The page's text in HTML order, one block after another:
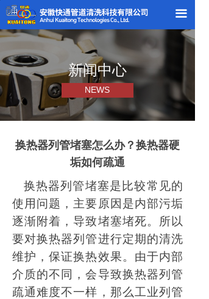
끀
换热器列管堵塞怎么办？换热器硬
垢如何疏通
换热器列管堵塞是比较常见的
使用问题，主要原因是内部污垢
逐渐附着，导致堵塞堵死。所以
要对换热器列管进行定期的清洗
维护，保证换热效果。由于内部
介质的不同，会导致换热器列管
疏通难度不一样，那么工业列管
新闻中心
NEWS